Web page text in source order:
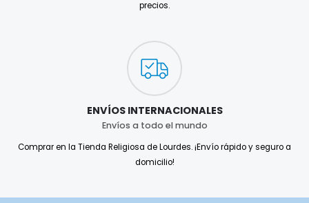
precios.
ENVÍOS INTERNACIONALES
Envíos a todo el mundo
Comprar en la Tienda Religiosa de Lourdes. ¡Envío rápido y seguro a
domicilio!